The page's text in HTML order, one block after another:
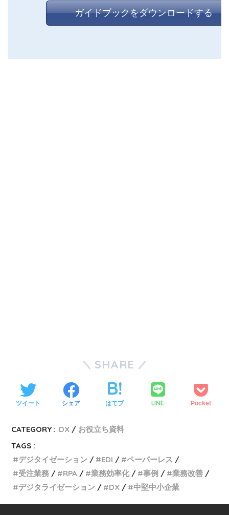
SHARE
ツイート シェア はてブ LINE Pocket
CATEGORY : DX
お役立ち資料
TAGS :
デジタイゼーション
EDI
ペーパーレス
受注業務
RPA 業務効率化 事例
業務改善
デジタライゼーション
DX 中堅中小企業